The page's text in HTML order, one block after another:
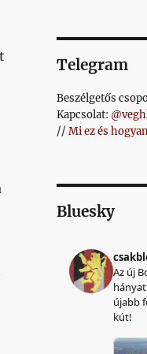
Telegram
Beszélgetős
Kapcsolat:
// Mi ez és
Bluesky